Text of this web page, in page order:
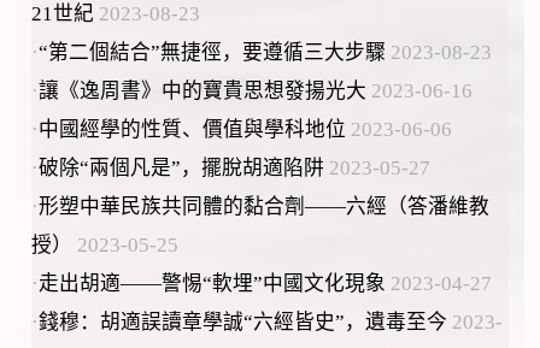
21世紀 2023-08-23
·“第二個結合”無捷徑，要遵循三大步驟 2023-08-23
·讓《逸周書》中的寶貴思想發揚光大 2023-06-16
·中國經學的性質、價值與學科地位 2023-06-06
·破除“兩個凡是”，擺脫胡適陷阱 2023-05-27
·形塑中華民族共同體的黏合劑——六經（答潘維教
授）
2023-05-25
·走出胡適——警惕“軟埋”中國文化現象 2023-04-27
·錢穆：胡適誤讀章學誠“六經皆史”，遺毒至今 2023-